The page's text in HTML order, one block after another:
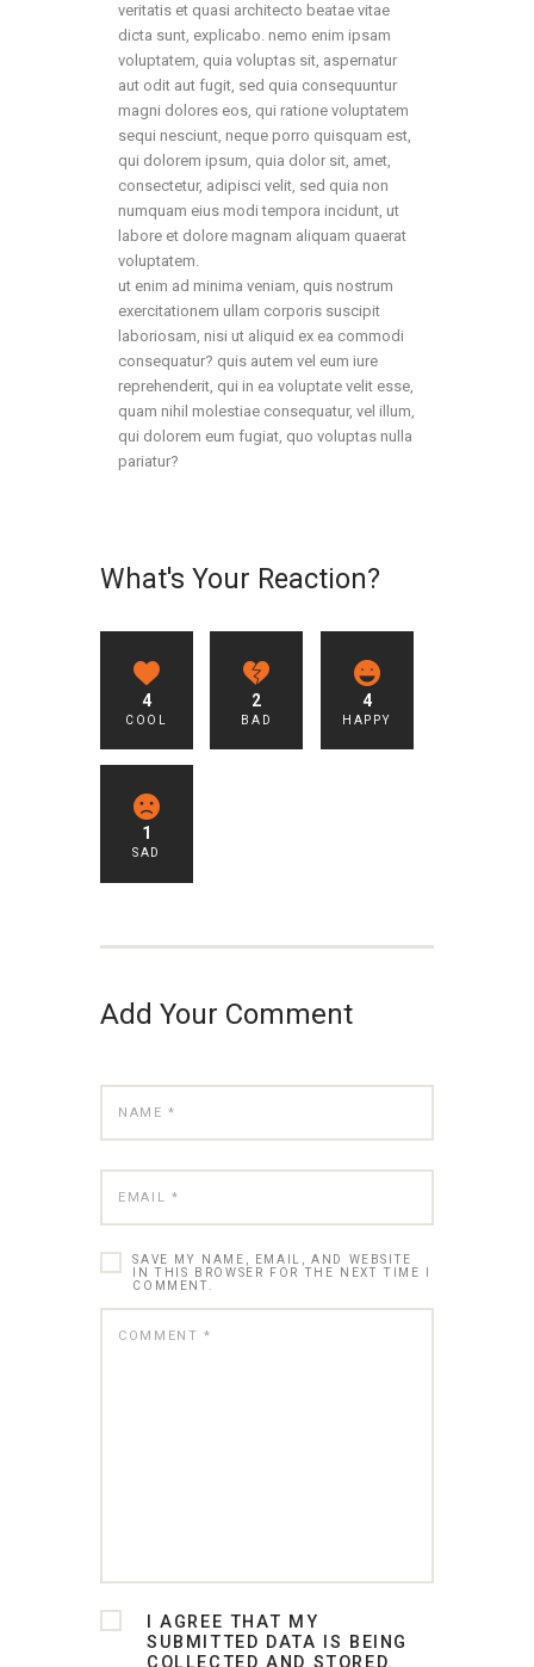
veritatis et quasi architecto beatae vitae
dicta sunt, explicabo. nemo enim ipsam
voluptatem, quia voluptas sit, aspernatur
aut odit aut fugit, sed quia consequuntur
magni dolores eos, qui ratione voluptatem
sequi nesciunt, neque porro quisquam est,
qui dolorem ipsum, quia dolor sit, amet,
consectetur, adipisci velit, sed quia non
numquam eius modi tempora incidunt, ut
labore et dolore magnam aliquam quaerat
voluptatem.
ut enim ad minima veniam, quis nostrum
exercitationem ullam corporis suscipit
laboriosam, nisi ut aliquid ex ea commodi
consequatur? quis autem vel eum iure
reprehenderit, qui in ea voluptate velit esse,
quam nihil molestiae consequatur, vel illum,
qui dolorem eum fugiat, quo voluptas nulla
pariatur?
What's Your Reaction?
4
COOL
2
BAD
4
HAPPY
1
SAD
Add Your Comment
SAVE MY NAME, EMAIL, AND WEBSITE
IN THIS BROWSER FOR THE NEXT TIME I
COMMENT.
I AGREE THAT MY
SUBMITTED DATA IS BEING
COLLECTED AND STORED.